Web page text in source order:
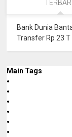
Bank Dunia
Transfer Rp 23 T
Main Tags